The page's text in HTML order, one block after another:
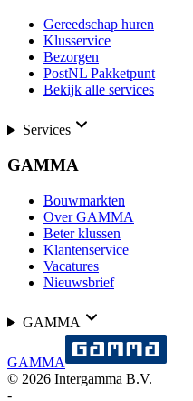
Gereedschap huren
Klusservice
Bezorgen
PostNL Pakketpunt
Bekijk alle services
Services
GAMMA
Bouwmarkten
Over GAMMA
Beter klussen
Klantenservice
Vacatures
Nieuwsbrief
GAMMA
GAMMA
© 2026 Intergamma B.V.
-